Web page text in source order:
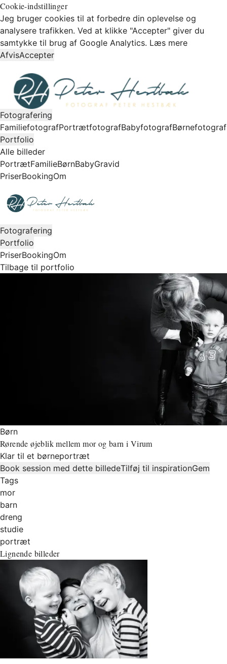
Cookie-indstillinger
Jeg bruger cookies til at forbedre din oplevelse og
analysere trafikken. Ved at klikke "Accepter" giver du
samtykke til brug af Google Analytics. Læs mere
AfvisAccepter
Fotografering
FamiliefotografPortrætfotografBabyfotografBørnefotograf
Portfolio
Alle billeder
PortrætFamilieBørnBabyGravid
PriserBookingOm
Fotografering
Portfolio
PriserBookingOm
Tilbage til portfolio
Børn
Rørende øjeblik mellem mor og barn i Virum
Klar til et børneportræt
Book session med dette billedeTilføj til inspirationGem
Tags
mor
barn
dreng
studie
portræt
Lignende billeder